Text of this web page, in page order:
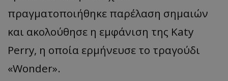
πραγματοποιήθηκε παρέλαση σημαιών
και ακολούθησε η εμφάνιση της Katy
Perry, η οποία ερμήνευσε το τραγούδι
«Wonder».